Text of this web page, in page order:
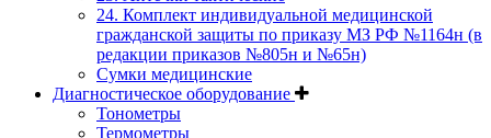
24. Комплект индивидуальной медицинской
гражданской защиты по приказу МЗ РФ №1164н (в
редакции приказов №805н и №65н)
Сумки медицинские
Диагностическое оборудование
Тонометры
Термометры